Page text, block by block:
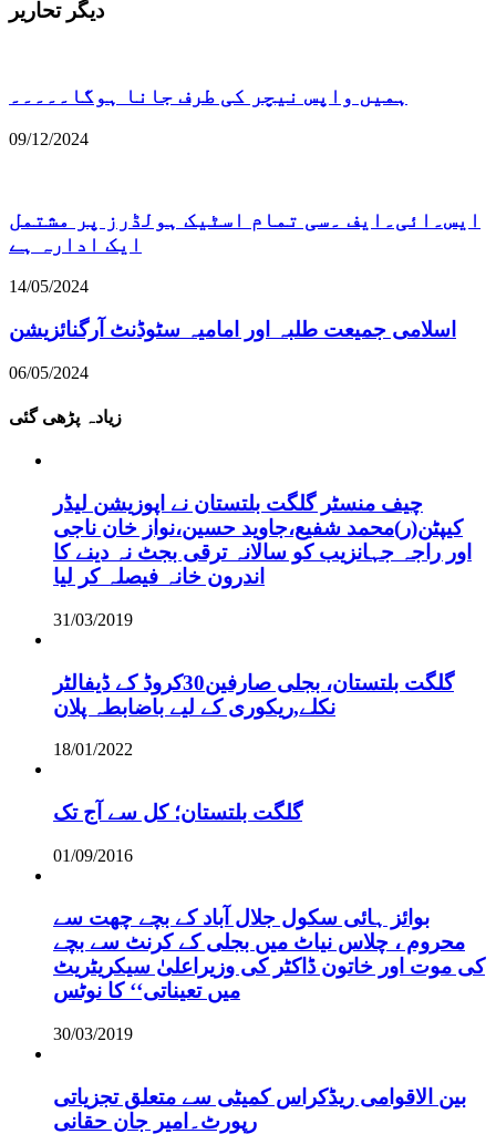
دیگر تحاریر
ہمیں واپس نیچر کی طرف جانا ہوگا۔۔۔۔۔
09/12/2024
ایس۔ائی۔ایف ۔سی تمام اسٹیک ہولڈرز پر مشتمل
ایک ادارہ ہے
14/05/2024
اسلامی جمیعت طلبہ اور امامیہ سٹوڈنٹ آرگنائزیشن
06/05/2024
زیادہ پڑھی گئی
چیف منسٹر گلگت بلتستان نے اپوزیشن لیڈر
کیپٹن(ر)محمد شفیع،جاوید حسین،نواز خان ناجی
اور راجہ جہانزیب کو سالانہ ترقی بجٹ نہ دینے کا
اندرون خانہ فیصلہ کر لیا
31/03/2019
گلگت بلتستان، بجلی صارفین30کروڈ کے ڈیفالٹر
نکلے,ریکوری کے لیے باضابطہ پلان
18/01/2022
گلگت بلتستان؛ کل سے آج تک
01/09/2016
بوائز ہائی سکول جلال آباد کے بچے چھت سے
محروم ، چلاس نیاٹ میں بجلی کے کرنٹ سے بچے
کی موت اور خاتون ڈاکٹر کی وزیراعلیٰ سیکریٹریٹ
میں تعیناتی‘‘ کا نوٹس
30/03/2019
بین الاقوامی ریڈکراس کمیٹی سے متعلق تجزیاتی
رپورٹ۔امیر جان حقانی